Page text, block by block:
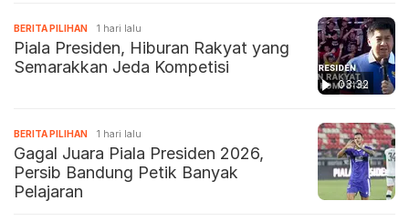
03:32
BERITA PILIHAN 1 hari lalu
Piala Presiden, Hiburan Rakyat yang
Semarakkan Jeda Kompetisi
BERITA PILIHAN 1 hari lalu
Gagal Juara Piala Presiden 2026,
Persib Bandung Petik Banyak
Pelajaran